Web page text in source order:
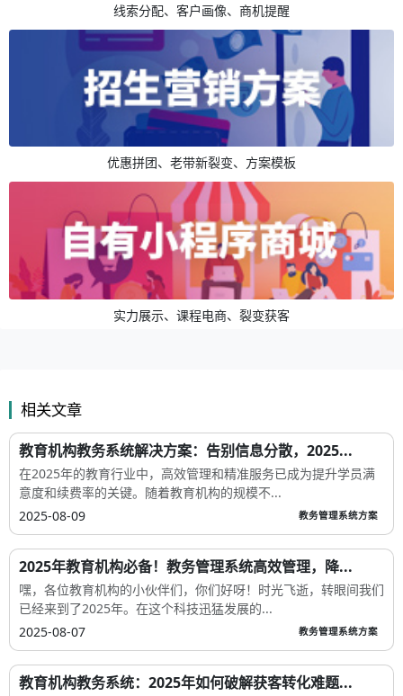
线索分配、客户画像、商机提醒
优惠拼团、老带新裂变、方案模板
实力展示、课程电商、裂变获客
相关文章
教育机构教务系统解决方案：告别信息分散，2025...
在2025年的教育行业中，高效管理和精准服务已成为提升学员满
意度和续费率的关键。随着教育机构的规模不...
2025-08-09
教务管理系统方案
2025年教育机构必备！教务管理系统高效管理，降...
嘿，各位教育机构的小伙伴们，你们好呀！时光飞逝，转眼间我们
已经来到了2025年。在这个科技迅猛发展的...
2025-08-07
教务管理系统方案
教育机构教务系统：2025年如何破解获客转化难题...